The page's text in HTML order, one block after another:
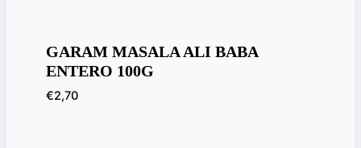
GARAM MASALA ALI BABA
ENTERO 100G
€2,70